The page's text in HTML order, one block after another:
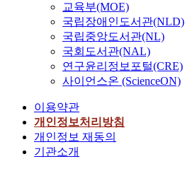
교육부(MOE)
국립장애인도서관(NLD)
국립중앙도서관(NL)
국회도서관(NAL)
연구윤리정보포털(CRE)
사이언스온 (ScienceON)
이용약관
개인정보처리방침
개인정보 재동의
기관소개